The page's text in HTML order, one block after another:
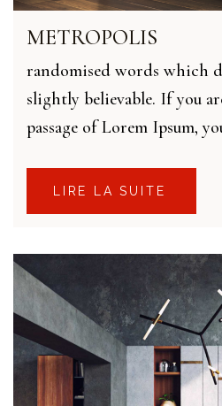
METROPOLIS
randomised words which
slightly believable. If you
passage of Lorem Ipsum,
LIRE LA SUITE